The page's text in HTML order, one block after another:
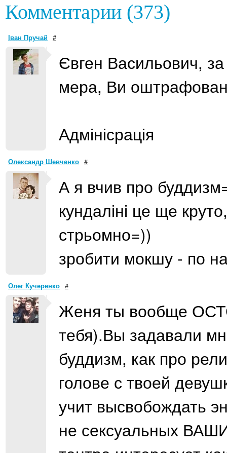
Комментарии (373)
Іван Пручай #
Євген Васильович,
мера, Ви оштрафовані
Адмінісрація
Олександр Шевченко #
А я вчив про
кундаліні це ще
стрьомно=))
зробити мокшу - по
Олег Кучеренко #
Женя ты вообще
тебя).Вы задавали
буддизм, как про
голове с твоей
учит высвобождать
не сексуальных